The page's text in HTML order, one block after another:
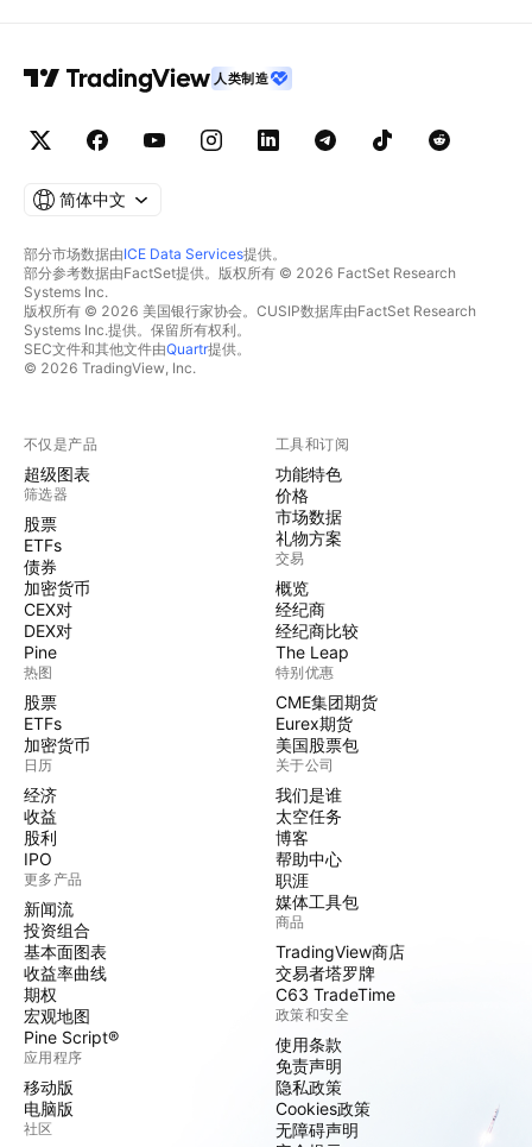
人类制造
简体中文
部分市场数据由ICE Data Services提供。
部分参考数据由FactSet提供。版权所有 © 2026 FactSet Research
Systems Inc.
版权所有 © 2026 美国银行家协会。CUSIP数据库由FactSet Research
Systems Inc.提供。保留所有权利。
SEC文件和其他文件由Quartr提供。
© 2026 TradingView, Inc.
不仅是产品
超级图表
筛选器
股票
ETFs
债券
加密货币
CEX对
DEX对
Pine
热图
股票
ETFs
加密货币
日历
经济
收益
股利
IPO
更多产品
新闻流
投资组合
基本面图表
收益率曲线
期权
宏观地图
Pine Script®
应用程序
移动版
电脑版
社区
工具和订阅
功能特色
价格
市场数据
礼物方案
交易
概览
经纪商
经纪商比较
The Leap
特别优惠
CME集团期货
Eurex期货
美国股票包
关于公司
我们是谁
太空任务
博客
帮助中心
职涯
媒体工具包
商品
TradingView商店
交易者塔罗牌
C63 TradeTime
政策和安全
使用条款
免责声明
隐私政策
Cookies政策
无障碍声明